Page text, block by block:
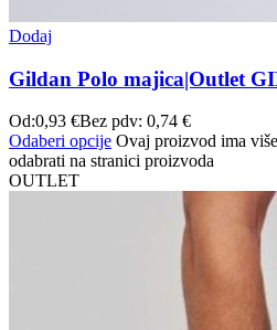
Dodaj
Gildan Polo majica|Outlet
Od:0,93 €Bez pdv: 0,74 €
Odaberi opcije Ovaj proizvod ima
odabrati na stranici proizvoda
OUTLET